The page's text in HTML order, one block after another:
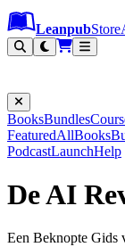
Leanpub
Leanpub
Skip to main content
Go to Leanpub.com
LeanpubStore
BooksBundles
FeaturedAllBooks
PodcastLaunchHelp
De AI
Een Beknopte Gids